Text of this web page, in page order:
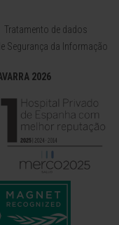
Tratamento de dados
Segurança da Informação
2026